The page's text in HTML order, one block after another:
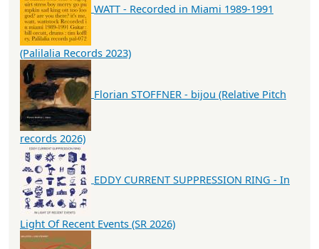
WATT - Recorded in Miami 1989-1991
(Palilalia Records 2023)
Florian STOFFNER - bijou (Relative Pitch
records 2026)
EDDY CURRENT SUPPRESSION RING - In
Light Of Recent Events (SR 2026)